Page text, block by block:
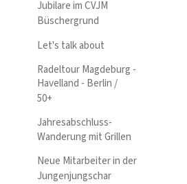
Jubilare im CVJM
Büschergrund
Let's talk about
Radeltour Magdeburg -
Havelland - Berlin /
50+
Jahresabschluss-
Wanderung mit Grillen
Neue Mitarbeiter in der
Jungenjungschar